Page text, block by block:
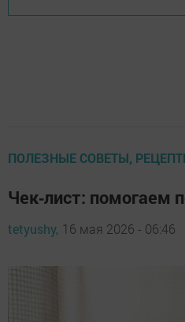
ПОЛЕЗНЫЕ СОВЕТЫ,
Чек‑лист: помогаем
tetyushy, 16 мая 2026 - 06:46